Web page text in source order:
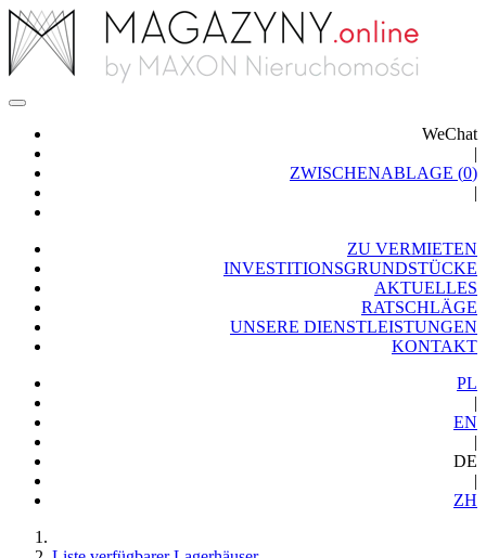
WeChat
|
ZWISCHENABLAGE (0)
|
ZU VERMIETEN
INVESTITIONSGRUNDSTÜCKE
AKTUELLES
RATSCHLÄGE
UNSERE DIENSTLEISTUNGEN
KONTAKT
PL
|
EN
|
DE
|
ZH